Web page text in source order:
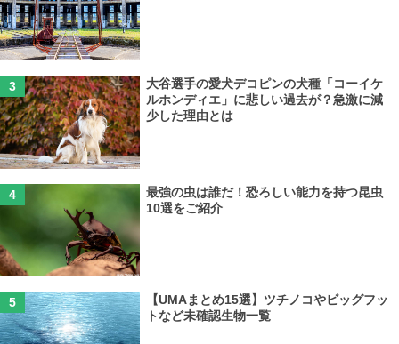
大谷選手の愛犬デコピンの犬種「コーイケ
ルホンディエ」に悲しい過去が？急激に減
少した理由とは
最強の虫は誰だ！恐ろしい能力を持つ昆虫
10選をご紹介
【UMAまとめ15選】ツチノコやビッグフッ
トなど未確認生物一覧